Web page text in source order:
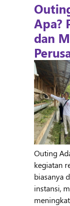
Apa?
dan
Outing
kegiatan
biasanya
instansi,